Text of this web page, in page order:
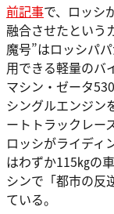
前記事で、ロッシ
融合させたという
魔号”はロッシパ
用できる軽量のバ
マシン・ゼータ
シングルエンジン
ートトラックレー
ロッシがライディ
はわずか115㎏の
シンで「都市の反
ている。